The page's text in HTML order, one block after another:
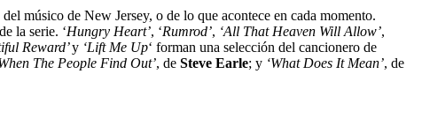
músico de New Jersey, o de lo que acontece en cada momento.
la serie. ‘Hungry Heart’, ‘Rumrod’, ‘All That Heaven Will Allow’,
Reward’y ‘Lift Me Up‘ forman una selección del cancionero de
The People Find Out’, de Steve Earle; y ‘What Does It Mean’, de